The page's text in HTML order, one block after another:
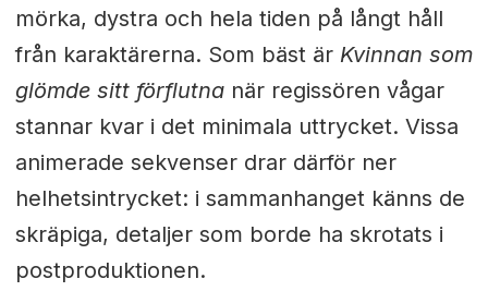
mörka, dystra och hela tiden på långt håll
från karaktärerna. Som bäst är Kvinnan som
glömde sitt förflutna när regissören vågar
stannar kvar i det minimala uttrycket. Vissa
animerade sekvenser drar därför ner
helhetsintrycket: i sammanhanget känns de
skräpiga, detaljer som borde ha skrotats i
postproduktionen.